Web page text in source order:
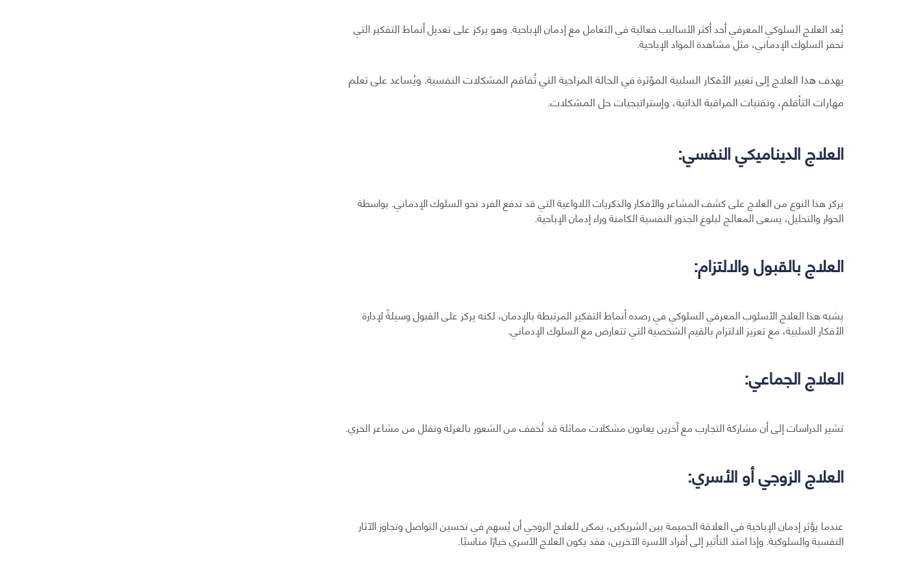
يُعد العلاج السلوكي المعرفي أحد أكثر الأساليب فعالية في التعامل مع إدمان الإباحية. وهو يركز على تعديل أنماط التفكير التي
تحفز السلوك الإدماني، مثل مشاهدة المواد الإباحية.
يهدف هذا العلاج إلى تغيير الأفكار السلبية المؤثرة في الحالة المزاجية التي تُفاقم المشكلات النفسية. ويُساعد على تعلم
مهارات التأقلم، وتقنيات المراقبة الذاتية، وإستراتيجيات حل المشكلات.
العلاج الديناميكي النفسي:
يركز هذا النوع من العلاج على كشف المشاعر والأفكار والذكريات اللاواعية التي قد تدفع الفرد نحو السلوك الإدماني. بواسطة
الحوار والتحليل، يسعى المعالج لبلوغ الجذور النفسية الكامنة وراء إدمان الإباحية.
العلاج بالقبول والالتزام:
يشبه هذا العلاج الأسلوب المعرفي السلوكي في رصده أنماط التفكير المرتبطة بالإدمان، لكنه يركز على القبول وسيلةً لإدارة
الأفكار السلبية، مع تعزيز الالتزام بالقيم الشخصية التي تتعارض مع السلوك الإدماني.
العلاج الجماعي:
تشير الدراسات إلى أن مشاركة التجارب مع آخرين يعانون مشكلات مماثلة قد تُخفف من الشعور بالعزلة وتقلل من مشاعر الخزي.
العلاج الزوجي أو الأسري:
عندما يؤثر إدمان الإباحية في العلاقة الحميمة بين الشريكين، يمكن للعلاج الزوجي أن يُسهم في تحسين التواصل وتجاوز الآثار
النفسية والسلوكية. وإذا امتد التأثير إلى أفراد الأسرة الآخرين، فقد يكون العلاج الأسري خيارًا مناسبًا.